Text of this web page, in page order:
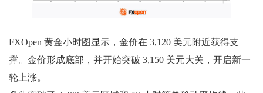
FXOpen 黄金小时图显示，金价在 3,120 美元附近获得支
撑。金价形成底部，并开始突破 3,150 美元大关，开启新一
轮上涨。